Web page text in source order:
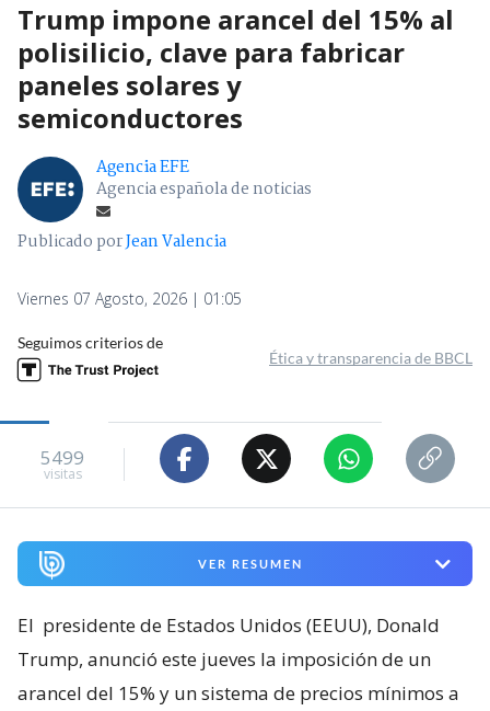
Trump impone arancel del 15% al
polisilicio, clave para fabricar
paneles solares y
semiconductores
Agencia EFE
Agencia española de noticias
Publicado porJean Valencia
Viernes 07 Agosto, 2026 | 01:05
Seguimos criterios de
Ética y transparencia de BBCL
5499
visitas
VER RESUMEN
El presidente de Estados Unidos (EEUU), Donald
Trump, anunció este jueves la imposición de un
arancel del 15% y un sistema de precios mínimos a